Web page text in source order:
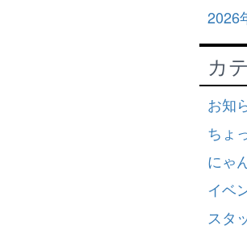
2026
カ
お知
ちょ
にゃ
イベ
スタ